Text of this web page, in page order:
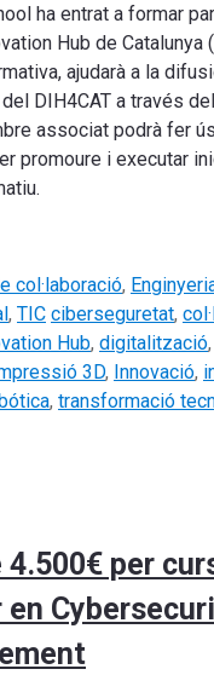
ha entrat a formar
Hub de Catalunya
ajudarà a la
DIH4CAT a través
associat podrà fer
promoure i executar
col·laboració,
, TIC Tags
ciberseguretat,
Hub, digitalització,
3D, Innovació,
, transformació
per
en